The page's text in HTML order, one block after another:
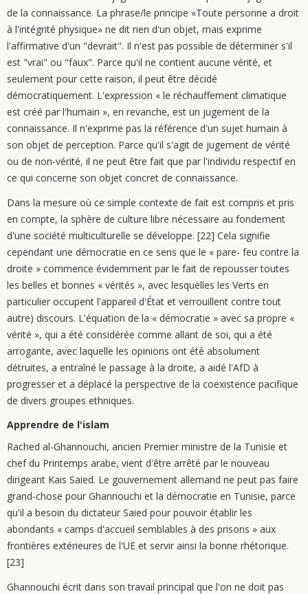
de la connaissance. La phrase/le principe «Toute personne a droit
à l'intégrité physique» ne dit rien d'un objet, mais exprime
l'affirmative d'un "devrait". Il n'est pas possible de déterminer s'il
est "vrai" ou "faux". Parce qu'il ne contient aucune vérité, et
seulement pour cette raison, il peut être décidé
démocratiquement. L'expression « le réchauffement climatique
est créé par l'humain », en revanche, est un jugement de la
connaissance. Il n'exprime pas la référence d'un sujet humain à
son objet de perception. Parce qu'il s'agit de jugement de vérité
ou de non-vérité, il ne peut être fait que par l'individu respectif en
ce qui concerne son objet concret de connaissance.
Dans la mesure où ce simple contexte de fait est compris et pris
en compte, la sphère de culture libre nécessaire au fondement
d'une société multiculturelle se développe. [22] Cela signifie
cependant une démocratie en ce sens que le « pare- feu contre la
droite » commence évidemment par le fait de repousser toutes
les belles et bonnes « vérités », avec lesquelles les Verts en
particulier occupent l'appareil d'État et verrouillent contre tout
autre) discours. L'équation de la « démocratie » avec sa propre «
vérité », qui a été considérée comme allant de soi, qui a été
arrogante, avec laquelle les opinions ont été absolument
détruites, a entraîné le passage à la droite, a aidé l'AfD à
progresser et a déplacé la perspective de la coexistence pacifique
de divers groupes ethniques.
Apprendre de l'islam
Rached al-Ghannouchi, ancien Premier ministre de la Tunisie et
chef du Printemps arabe, vient d'être arrêté par le nouveau
dirigeant Kais Saied. Le gouvernement allemand ne peut pas faire
grand-chose pour Ghannouchi et la démocratie en Tunisie, parce
qu'il a besoin du dictateur Saied pour pouvoir établir les
abondants « camps d'accueil semblables à des prisons » aux
frontières extérieures de l'UE et servir ainsi la bonne rhétorique.
[23]
Ghannouchi écrit dans son travail principal que l'on ne doit pas